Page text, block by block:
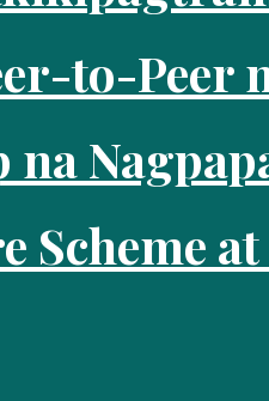
to-Peer
na
Scheme